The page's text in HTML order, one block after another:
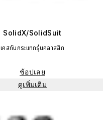
SolidX/SolidSuit
เคสกันกระแทกรุ่นคลาสสิก
ช้อปเลย
ดูเพิ่มเติม